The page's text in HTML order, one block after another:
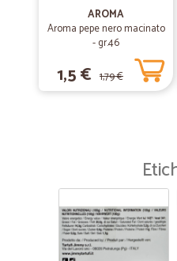
AROMA
Aroma pepe nero macinato
- gr.46
1,5 € 1,79 €